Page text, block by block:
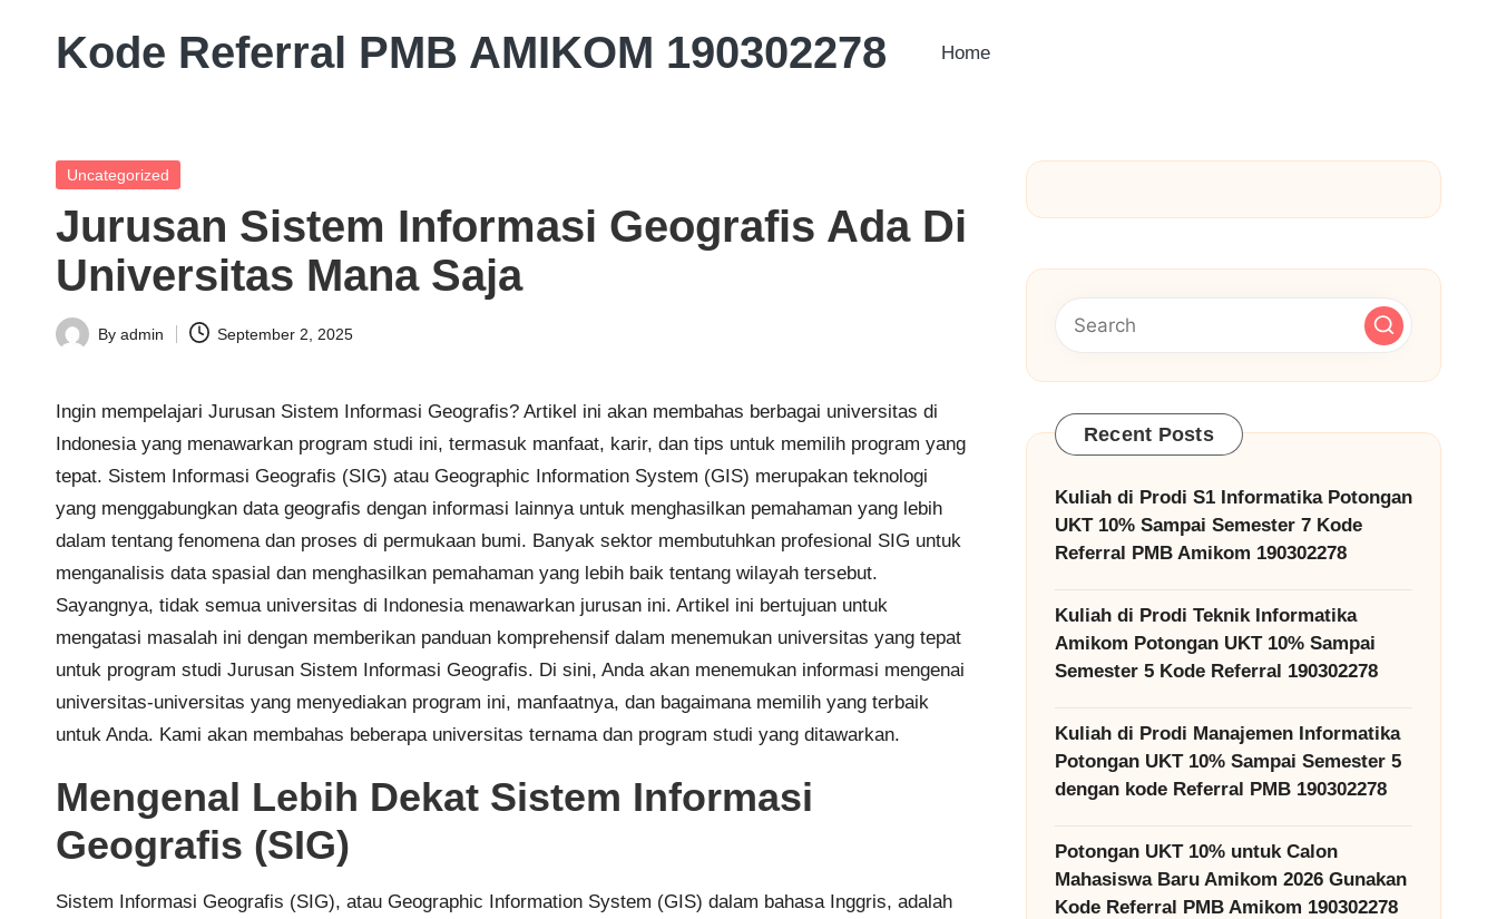
Kode Referral PMB AMIKOM 190302278
Akademik
Potongan
UKT
10%
Home
Posted
Uncategorized
Jurusan Sistem Informasi Geografis Ada Di
Universitas Mana Saja
Posted
By admin September 2, 2025
Ingin mempelajari Jurusan Sistem Informasi Geografis? Artikel ini akan membahas berbagai universitas di
Indonesia yang menawarkan program studi ini, termasuk manfaat, karir, dan tips untuk memilih program yang
tepat. Sistem Informasi Geografis (SIG) atau Geographic Information System (GIS) merupakan teknologi
yang menggabungkan data geografis dengan informasi lainnya untuk menghasilkan pemahaman yang lebih
dalam tentang fenomena dan proses di permukaan bumi. Banyak sektor membutuhkan profesional SIG untuk
menganalisis data spasial dan menghasilkan pemahaman yang lebih baik tentang wilayah tersebut.
Sayangnya, tidak semua universitas di Indonesia menawarkan jurusan ini. Artikel ini bertujuan untuk
mengatasi masalah ini dengan memberikan panduan komprehensif dalam menemukan universitas yang tepat
untuk program studi Jurusan Sistem Informasi Geografis. Di sini, Anda akan menemukan informasi mengenai
universitas-universitas yang menyediakan program ini, manfaatnya, dan bagaimana memilih yang terbaik
untuk Anda. Kami akan membahas beberapa universitas ternama dan program studi yang ditawarkan.
Mengenal Lebih Dekat Sistem Informasi
Geografis (SIG)
Sistem Informasi Geografis (SIG), atau Geographic Information System (GIS) dalam bahasa Inggris, adalah
Recent Posts
Kuliah di Prodi S1 Informatika Potongan
UKT 10% Sampai Semester 7 Kode
Referral PMB Amikom 190302278
Kuliah di Prodi Teknik Informatika
Amikom Potongan UKT 10% Sampai
Semester 5 Kode Referral 190302278
Kuliah di Prodi Manajemen Informatika
Potongan UKT 10% Sampai Semester 5
dengan kode Referral PMB 190302278
Potongan UKT 10% untuk Calon
Mahasiswa Baru Amikom 2026 Gunakan
Kode Referral PMB Amikom 190302278